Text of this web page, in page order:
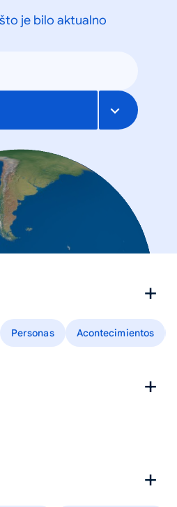
je bilo aktualno
Personas Acontecimientos